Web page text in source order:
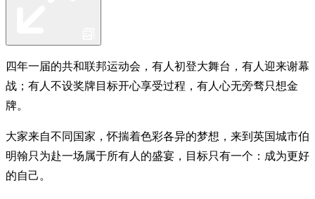
四年一届的共和联邦运动会，有人初登大舞台，有人迎来谢幕
战；有人不设奖牌目标开心享受过程，有人心无旁骛只想金
牌。
大家来自不同国家，怀揣着色彩各异的梦想，来到英国城市伯
明翰只为赴一场属于所有人的盛宴，目标只有一个：成为更好
的自己。